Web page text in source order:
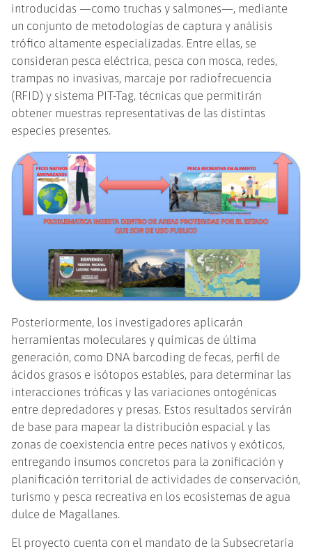
introducidas —como truchas y salmones—, mediante
un conjunto de metodologías de captura y análisis
trófico altamente especializadas. Entre ellas, se
consideran pesca eléctrica, pesca con mosca, redes,
trampas no invasivas, marcaje por radiofrecuencia
(RFID) y sistema PIT-Tag, técnicas que permitirán
obtener muestras representativas de las distintas
especies presentes.
Posteriormente, los investigadores aplicarán
herramientas moleculares y químicas de última
generación, como DNA barcoding de fecas, perfil de
ácidos grasos e isótopos estables, para determinar las
interacciones tróficas y las variaciones ontogénicas
entre depredadores y presas. Estos resultados servirán
de base para mapear la distribución espacial y las
zonas de coexistencia entre peces nativos y exóticos,
entregando insumos concretos para la zonificación y
planificación territorial de actividades de conservación,
turismo y pesca recreativa en los ecosistemas de agua
dulce de Magallanes.
El proyecto cuenta con el mandato de la Subsecretaría